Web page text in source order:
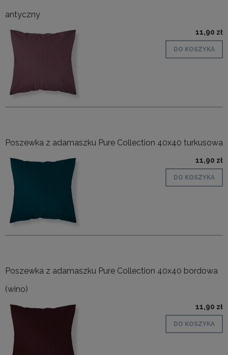
antyczny
11,90 zł
DO KOSZYKA
Poszewka z adamaszku Pure Collection 40x40 turkusowa
11,90 zł
DO KOSZYKA
Poszewka z adamaszku Pure Collection 40x40 bordowa
(wino)
11,90 zł
DO KOSZYKA